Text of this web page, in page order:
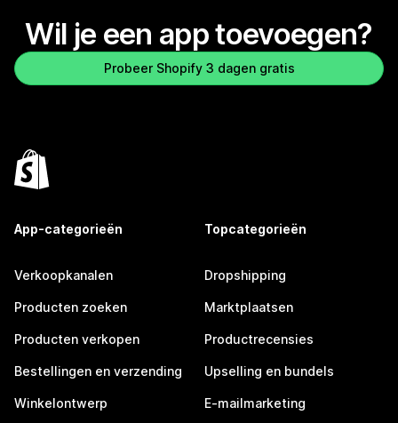
Wil je een app toevoegen?
Probeer Shopify 3 dagen gratis
App-categorieën
Verkoopkanalen
Producten zoeken
Producten verkopen
Bestellingen en verzending
Winkelontwerp
Topcategorieën
Dropshipping
Marktplaatsen
Productrecensies
Upselling en bundels
E-mailmarketing